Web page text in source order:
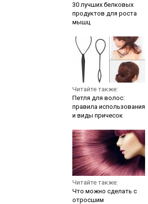
30 лучших белковых
продуктов для роста
мышц
Читайте также:
Петля для волос:
правила использования
и виды причесок
Читайте также:
Что можно сделать с
отросшим